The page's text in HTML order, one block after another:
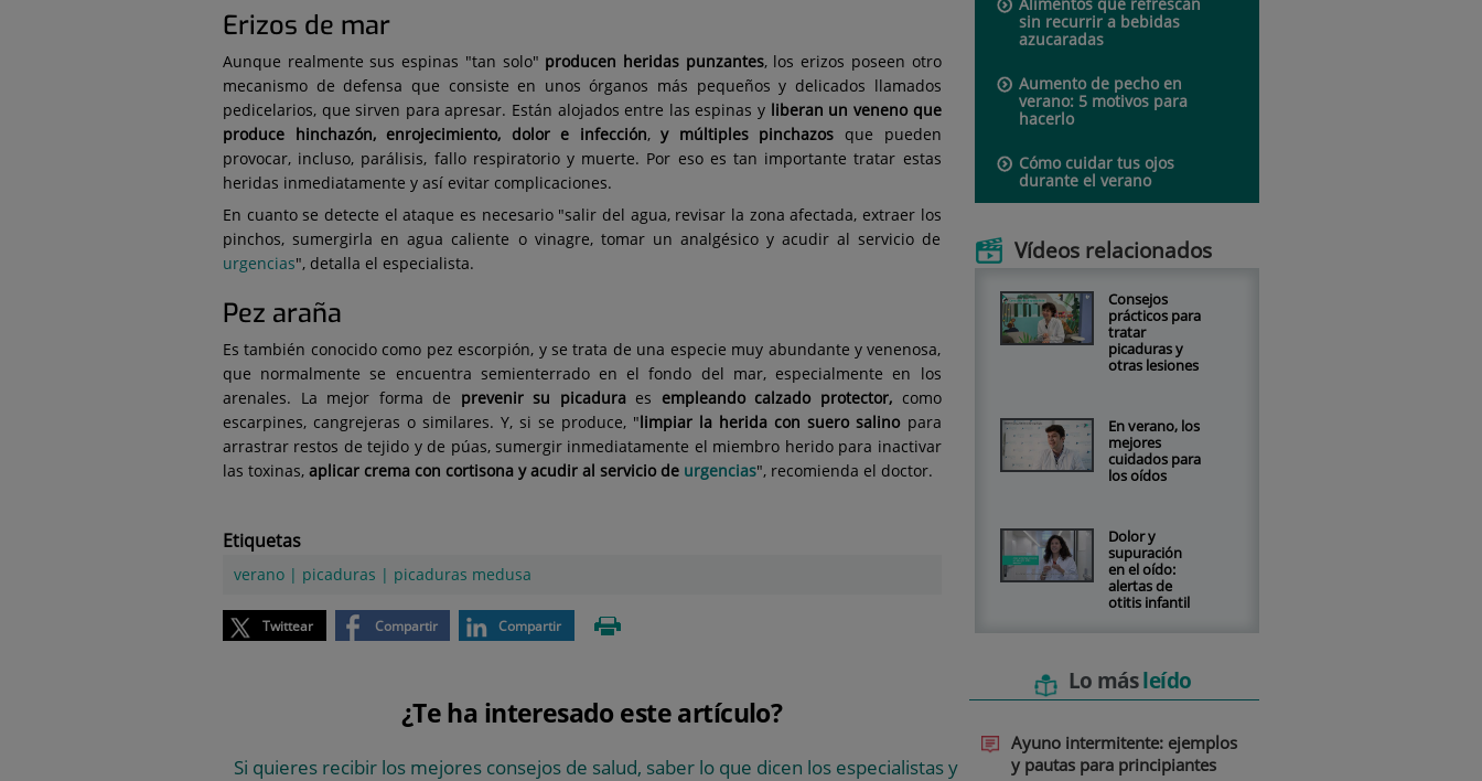
Erizos de mar
Aunque realmente sus espinas "tan solo" producen heridas punzantes, los erizos poseen otro
mecanismo de defensa que consiste en unos órganos más pequeños y delicados llamados
pedicelarios, que sirven para apresar. Están alojados entre las espinas y liberan un veneno que
produce hinchazón, enrojecimiento, dolor e infección,y múltiples pinchazos que pueden
provocar, incluso, parálisis, fallo respiratorio y muerte. Por eso es tan importante tratar estas
heridas inmediatamente y así evitar complicaciones.
En cuanto se detecte el ataque es necesario "salir del agua, revisar la zona afectada, extraer los
pinchos, sumergirla en agua caliente o vinagre, tomar un analgésico y acudir al servicio de
urgencias", detalla el especialista.
Pez araña
Es también conocido como pez escorpión, y se trata de una especie muy abundante y venenosa,
que normalmente se encuentra semienterrado en el fondo del mar, especialmente en los
arenales. La mejor forma de prevenir su picadura es empleando calzado protector,como
escarpines, cangrejeras o similares. Y, si se produce, "limpiar la herida con suero salinopara
arrastrar restos de tejido y de púas, sumergir inmediatamente el miembro herido para inactivar
las toxinas, aplicar crema con cortisona y acudir al servicio de urgencias", recomienda el doctor.
Etiquetas
verano | picaduras | picaduras medusa
Twittear Compartir Compartir
¿Te ha interesado este artículo?
Si quieres recibir los mejores consejos de salud, saber lo que dicen los especialistas y
sin recurrir a bebidas
azucaradas
Aumento de pecho en
verano: 5 motivos para
hacerlo
Cómo cuidar tus ojos
durante el verano
Vídeos relacionados
Consejos
prácticos para
tratar
picaduras y
otras lesiones
En verano, los
mejores
cuidados para
los oídos
Dolor y
supuración
en el oído:
alertas de
otitis infantil
Lo másleído
Ayuno intermitente: ejemplos
y pautas para principiantes